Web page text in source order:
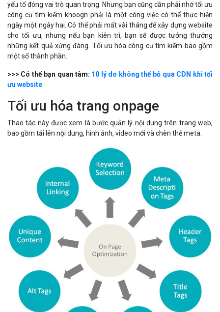
yếu tố đóng vai trò quan trọng. Nhưng bạn cũng cần phải nhớ tối ưu
công cụ tìm kiếm khoogn phải là một công việc có thể thực hiện
ngày một ngày hai. Có thể phải mất vài tháng để xây dựng website
cho tối ưu, nhưng nếu bạn kiên trì, bạn sẽ được tưởng thưởng
những kết quả xứng đáng. Tối ưu hóa công cụ tìm kiếm bao gồm
một số thành phần.
>>> Có thể bạn quan tâm: 10 lý do không thể bỏ qua CDN khi tối
ưu website
Tối ưu hóa trang onpage
Thao tác này được xem là bước quản lý nội dung trên trang web,
bao gồm tải lên nội dung, hình ảnh, video mới và chèn thẻ meta.